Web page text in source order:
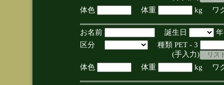
体色
体重 kg ワ
お名前 誕生日
区分
種類 PET - 3
(手入力)
体色
体重 kg ワ